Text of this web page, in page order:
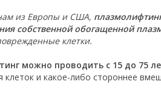
из Европы и США,
собственной обогащенной
клетки.
можно проводить с 15 до 75
и какое-либо стороннее